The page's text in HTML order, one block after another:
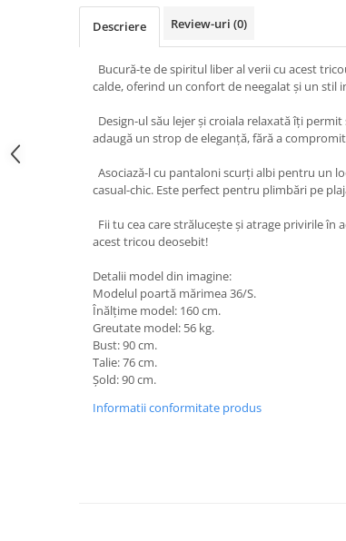
Descriere Review-uri (0)
Bucură-te de spiritul liber al verii cu acest
calde, oferind un confort de neegalat și un stil
Design-ul său lejer și croiala relaxată îți
adaugă un strop de eleganță, fără a
Asociază-l cu pantaloni scurți albi pentru un
casual-chic. Este perfect pentru plimbări pe
Fii tu cea care strălucește și atrage privirile în
acest tricou deosebit!
Detalii model din imagine:
Modelul poartă mărimea 36/S.
Înălțime model: 160 cm.
Greutate model: 56 kg.
Bust: 90 cm.
Talie: 76 cm.
Șold: 90 cm.
Informatii conformitate produs